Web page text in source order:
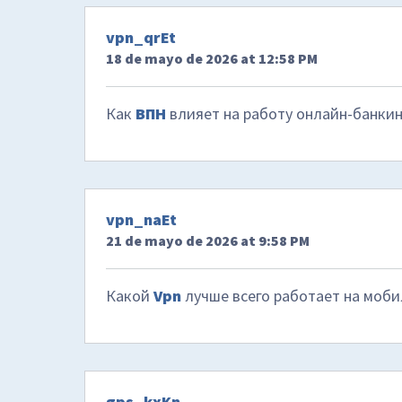
vpn_qrEt
18 de mayo de 2026 at 12:58 PM
Как ВПН влияет на работу онлайн-
vpn_naEt
21 de mayo de 2026 at 9:58 PM
Какой Vpnлучше всего работает на